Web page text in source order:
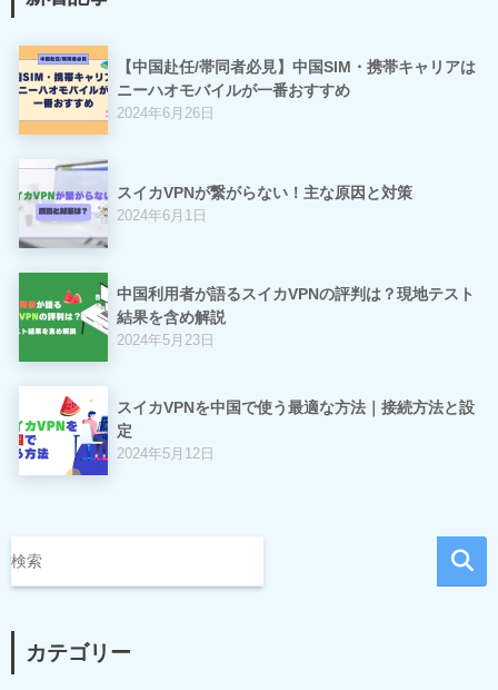
【中国赴任/帯同者必見】中国SIM・携帯キャリアは
ニーハオモバイルが一番おすすめ
2024年6月26日
スイカVPNが繋がらない！主な原因と対策
2024年6月1日
中国利用者が語るスイカVPNの評判は？現地テスト
結果を含め解説
2024年5月23日
スイカVPNを中国で使う最適な方法｜接続方法と設
定
2024年5月12日
カテゴリー